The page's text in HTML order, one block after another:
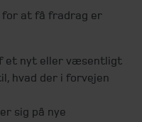
for at få fradrag er
et nyt eller væsentligt
hvad der i forvejen
sig på nye